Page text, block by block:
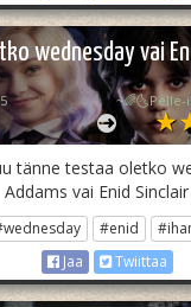
wednesday vai
~🌈🌜Pelle-
tänne testaa oletko
Addams vai Enid
#enid
Jaa
Twiittaa